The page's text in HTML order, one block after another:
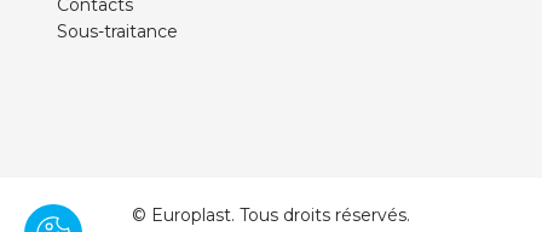
Contacts
Sous-traitance
© Europlast. Tous droits réservés.